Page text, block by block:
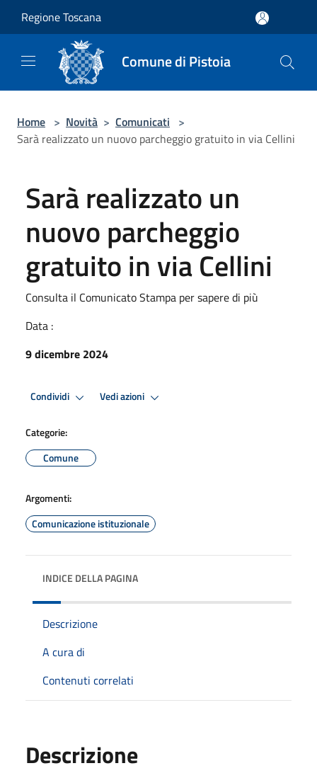
Regione Toscana
Comune di Pistoia
Home > Novità > Comunicati >
Sarà realizzato un nuovo parcheggio gratuito in via Cellini
Sarà realizzato un
nuovo parcheggio
gratuito in via Cellini
Consulta il Comunicato Stampa per sapere di più
Data :
9 dicembre 2024
Condividi Vedi azioni
Categorie:
Comune
Argomenti:
Comunicazione istituzionale
INDICE DELLA PAGINA
Descrizione
A cura di
Contenuti correlati
Descrizione